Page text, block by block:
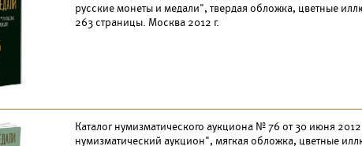
русские монеты и медали", твердая обложка, цветные
263 страницы. Москва 2012 г.
Каталог нумизматического аукциона № 76 от 30 июня
нумизматический аукцион", мягкая обложка, цветные